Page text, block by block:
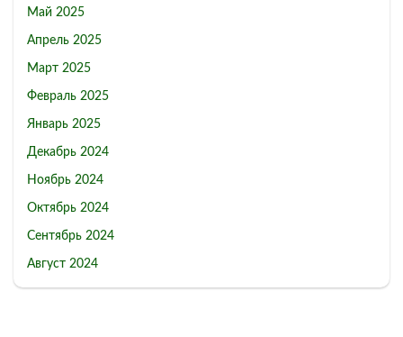
Май 2025
Апрель 2025
Март 2025
Февраль 2025
Январь 2025
Декабрь 2024
Ноябрь 2024
Октябрь 2024
Сентябрь 2024
Август 2024